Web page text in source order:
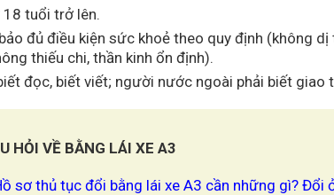
tuổi trở lên.
đủ điều kiện sức khoẻ theo quy định (không
thiếu chi, thần kinh ổn định).
đọc, biết viết; người nước ngoài phải biết giao
HỎI VỀ BẰNG LÁI XE A3
sơ thủ tục đổi bằng lái xe A3 cần những gì? Đổi